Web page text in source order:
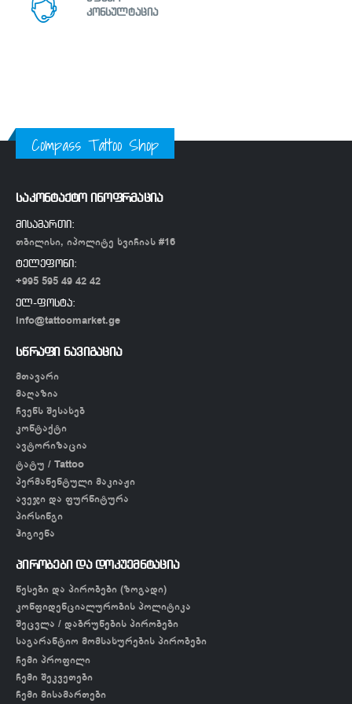
კონსულტაცია
Compass Tattoo Shop
საკონტაქტო ინოფრმაცია
მისამართი:
თბილისი, იპოლიტე ხვიჩიას #16
ტელეფონი:
+995 595 49 42 42
ელ-ფოსტა:
info@tattoomarket.ge
სწრაფი ნავიგაცია
მთავარი
მაღაზია
ჩვენს შესახებ
კონტაქტი
ავტორიზაცია
ტატუ / Tattoo
პერმანენტული მაკიაჟი
ავეჯი და ფურნიტურა
პირსინგი
ჰიგიენა
პირობები და დოკუემნტაცია
წესები და პირობები (ზოგადი)
კონფიდენციალურობის პოლიტიკა
შეცვლა / დაბრუნების პირობები
საგარანტიო მომსახურების პირობები
ჩემი პროფილი
ჩემი შეკვეთები
ჩემი მისამართები